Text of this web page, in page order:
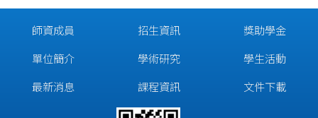
師資成員
單位簡介
最新消息
招生資訊
學術研究
課程資訊
獎助學金
學生活動
文件下載